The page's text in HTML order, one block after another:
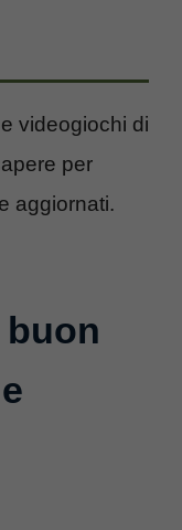
videogiochi di
per
aggiornati.